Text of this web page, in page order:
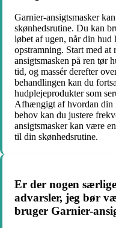
Garnier-ansigtsmasker
skønhedsrutine. Du kan
løbet af ugen, når din hud
opstramning. Start med at
ansigtsmasken på ren tør
tid, og massér derefter
behandlingen kan du
hudplejeprodukter som
Afhængigt af hvordan din
behov kan du justere
ansigtsmasker kan være
til din skønhedsrutine.
Er der nogen
advarsler, jeg bør
bruger Garnier-